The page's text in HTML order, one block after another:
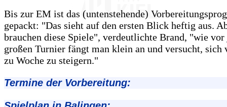
Bis zur EM ist das (untenstehende)
gepackt: "Das sieht auf den ersten Blick heftig aus.
brauchen diese Spiele", verdeutlichte Brand, "wie vor
großen Turnier fängt man klein an und versucht, sich
zu Woche zu steigern."
Termine der Vorbereitung: